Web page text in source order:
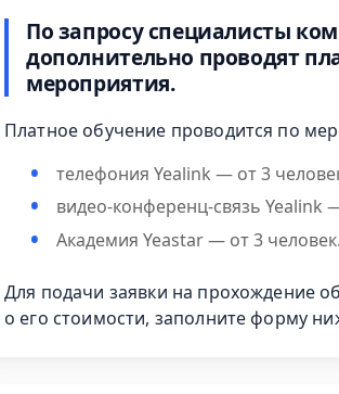
По запросу специалисты
дополнительно проводят
мероприятия.
Платное обучение проводится по
телефония Yealink — от 3
видео-конференц-связь Yealink
Академия Yeastar — от 3 человек.
Для подачи заявки на прохождение
о его стоимости, заполните форму